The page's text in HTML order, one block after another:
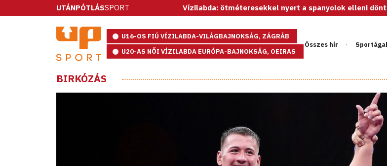
UTÁNPÓTLÁSSPORT Vízilabda: ötméteresekkel nyert a spanyolok elleni döntőben, Európa-
U16-OS FIÚ VÍZILABDA-VILÁGBAJNOKSÁG, ZÁGRÁB
U20-AS NŐI VÍZILABDA EURÓPA-BAJNOKSÁG, OEIRAS
Összes hír
BIRKÓZÁS